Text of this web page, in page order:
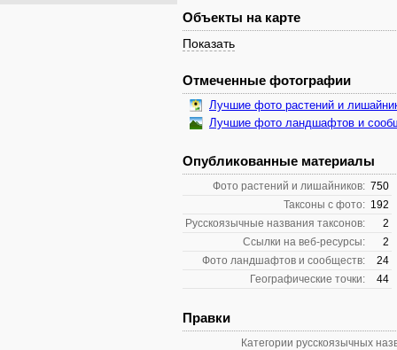
Объекты на карте
Показать
Отмеченные фотографии
Лучшие фото растений и
Лучшие фото ландшафтов и
Опубликованные материалы
Фото растений и лишайников: 750
Таксоны с фото: 192
Русскоязычные названия таксонов:
2
Ссылки на веб-ресурсы:
2
Фото ландшафтов и сообществ:
24
Географические точки:
44
Правки
Категории русскоязычных